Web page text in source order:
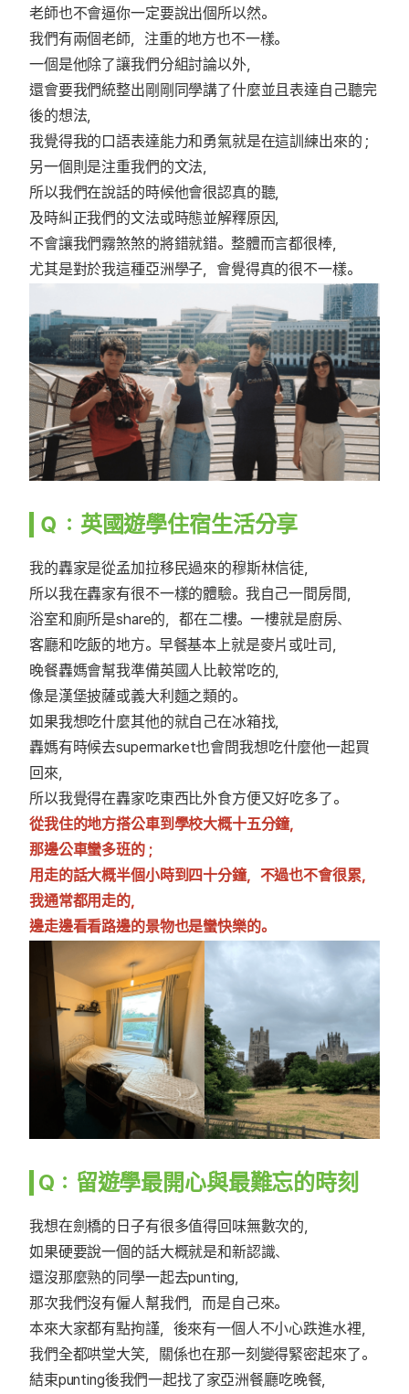
老師也不會逼你一定要說出個所以然。
我們有兩個老師，注重的地方也不一樣。
一個是他除了讓我們分組討論以外，
還會要我們統整出剛剛同學講了什麼並且表達自己聽完
後的想法，
我覺得我的口語表達能力和勇氣就是在這訓練出來的 ;
另一個則是注重我們的文法，
所以我們在說話的時候他會很認真的聽，
及時糾正我們的文法或時態並解釋原因，
不會讓我們霧煞煞的將錯就錯。整體而言都很棒，
尤其是對於我這種亞洲學子，會覺得真的很不一樣。
Ｑ：英國遊學住宿生活分享
我的轟家是從孟加拉移民過來的穆斯林信徒，
所以我在轟家有很不一樣的體驗。我自己一間房間，
浴室和廁所是share的，都在二樓。一樓就是廚房、
客廳和吃飯的地方。早餐基本上就是麥片或吐司，
晚餐轟媽會幫我準備英國人比較常吃的，
像是漢堡披薩或義大利麵之類的。
如果我想吃什麼其他的就自己在冰箱找，
轟媽有時候去supermarket也會問我想吃什麼他一起買
回來，
所以我覺得在轟家吃東西比外食方便又好吃多了。
從我住的地方搭公車到學校大概十五分鐘，
那邊公車蠻多班的 ;
用走的話大概半個小時到四十分鐘，不過也不會很累，
我通常都用走的，
邊走邊看看路邊的景物也是蠻快樂的。
Q：留遊學最開心與最難忘的時刻
我想在劍橋的日子有很多值得回味無數次的，
如果硬要說一個的話大概就是和新認識、
還沒那麼熟的同學一起去punting，
那次我們沒有僱人幫我們，而是自己來。
本來大家都有點拘謹，後來有一個人不小心跌進水裡，
我們全都哄堂大笑，關係也在那一刻變得緊密起來了。
結束punting後我們一起找了家亞洲餐廳吃晚餐，